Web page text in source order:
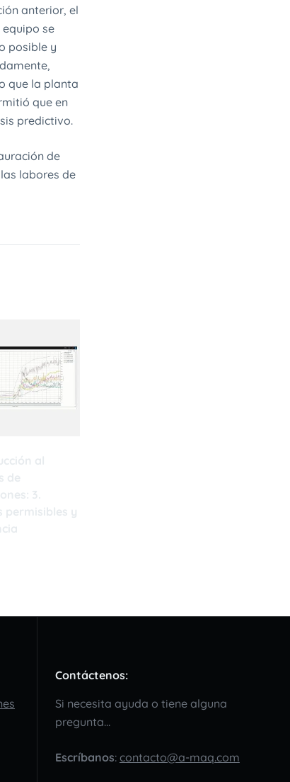
anterior, el
se
posible y
que la planta
que en
predictivo.
de
labores de
al
de
3.
permisibles y
Contáctenos:
Si necesita ayuda o tiene alguna
pregunta…
Escríbanos: contacto@a-maq.com